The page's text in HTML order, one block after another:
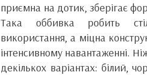
приємна на дотик, зберігає
Така оббивка робить
використання, а міцна
інтенсивному навантаженні.
декількох варіантах: білий,